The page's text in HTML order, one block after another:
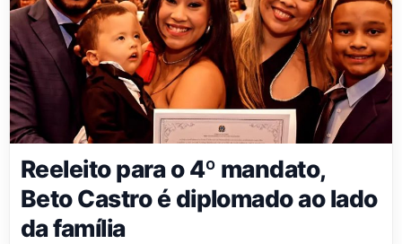
Reeleito para o 4º mandato,
Beto Castro é diplomado ao lado
da família